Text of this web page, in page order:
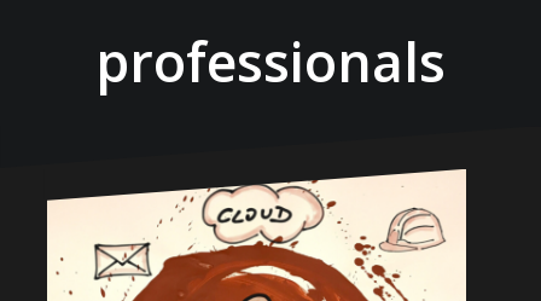
professionals